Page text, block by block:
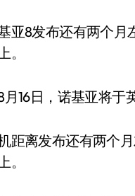
。
16日，诺基亚将于
距离发布还有两个
。